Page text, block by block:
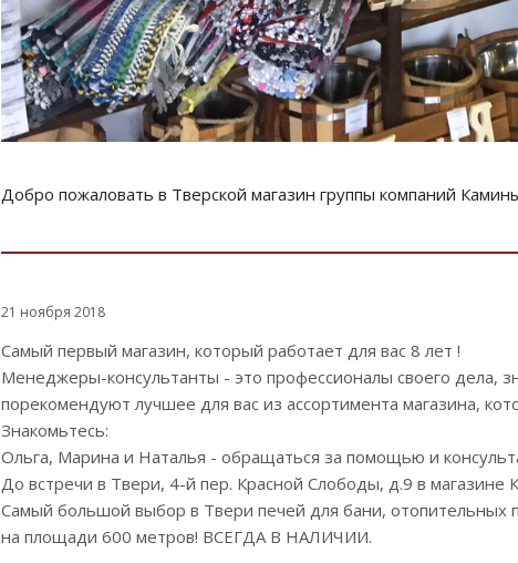
Добро пожаловать в Тверской магазин группы компаний
21 ноября 2018
Самый первый магазин, который работает для вас 8 лет !
Менеджеры-консультанты - это профессионалы своего дела,
порекомендуют лучшее для вас из ассортимента магазина,
Знакомьтесь:
Ольга, Марина и Наталья - обращаться за помощью и
До встречи в Твери, 4-й пер. Красной Слободы, д.9 в магазине
Самый большой выбор в Твери печей для бани,
на площади 600 метров! ВСЕГДА В НАЛИЧИИ.